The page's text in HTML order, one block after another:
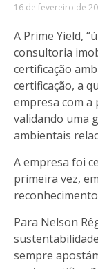
16 de fevereiro de
A Prime Yield,
consultoria
certificação
certificação, a
empresa com a
validando uma
ambientais
A empresa foi
primeira vez,
Para Nelson
sempre